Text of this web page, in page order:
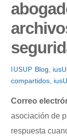
IUSUP Blog
compartidos
Correo
asociación de
respuesta